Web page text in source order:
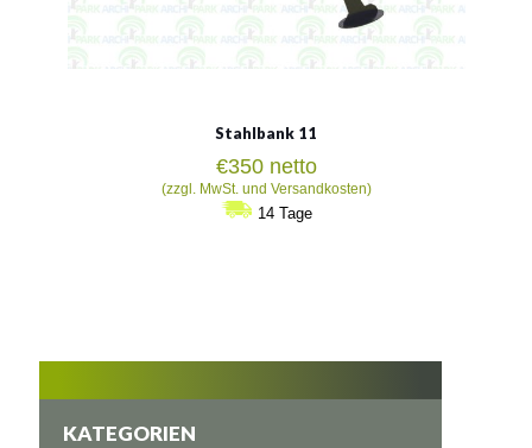
Stahlbank 11
€350 netto
(zzgl. MwSt. und Versandkosten)
14 Tage
KATEGORIEN